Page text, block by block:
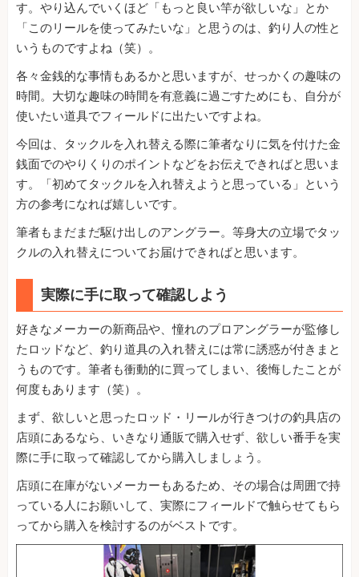
す。やり込んでいくほど「もっと良い竿が欲しいな」とか
「このリールを使ってみたいな」と思うのは、釣り人の性と
いうものですよね（笑）。
各々金銭的な事情もあるかと思いますが、せっかくの趣味の
時間。大切な趣味の時間を有意義に過ごすためにも、自分が
使いたい道具でフィールドに出たいですよね。
今回は、タックルを入れ替える際に筆者なりに気を付けた金
銭面でのやりくりのポイントなどをお伝えできればと思いま
す。「初めてタックルを入れ替えようと思っている」という
方の参考になれば嬉しいです。
筆者もまだまだ駆け出しのアングラー。等身大の立場でタッ
クルの入れ替えについてお届けできればと思います。
実際に手に取って確認しよう
好きなメーカーの新商品や、憧れのプロアングラーが監修し
たロッドなど、釣り道具の入れ替えには常に誘惑が付きまと
うものです。筆者も衝動的に買ってしまい、後悔したことが
何度もあります（笑）。
まず、欲しいと思ったロッド・リールが行きつけの釣具店の
店頭にあるなら、いきなり通販で購入せず、欲しい番手を実
際に手に取って確認してから購入しましょう。
店頭に在庫がないメーカーもあるため、その場合は周囲で持
っている人にお願いして、実際にフィールドで触らせてもら
ってから購入を検討するのがベストです。